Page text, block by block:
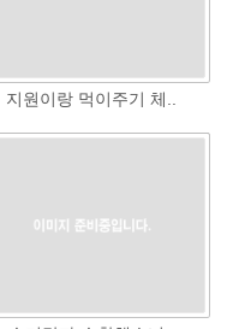
지원이랑 먹이주기 체..